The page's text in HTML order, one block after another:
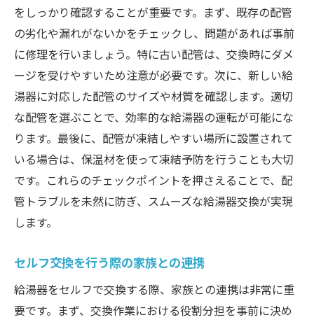
をしっかり確認することが重要です。まず、既存の配管
の劣化や漏れがないかをチェックし、問題があれば事前
に修理を行いましょう。特に古い配管は、交換時にダメ
ージを受けやすいため注意が必要です。次に、新しい給
湯器に対応した配管のサイズや材質を確認します。適切
な配管を選ぶことで、効率的な給湯器の運転が可能にな
ります。最後に、配管が凍結しやすい場所に設置されて
いる場合は、保温材を使って凍結予防を行うことも大切
です。これらのチェックポイントを押さえることで、配
管トラブルを未然に防ぎ、スムーズな給湯器交換が実現
します。
セルフ交換を行う際の家族との連携
給湯器をセルフで交換する際、家族との連携は非常に重
要です。まず、交換作業における役割分担を事前に決め